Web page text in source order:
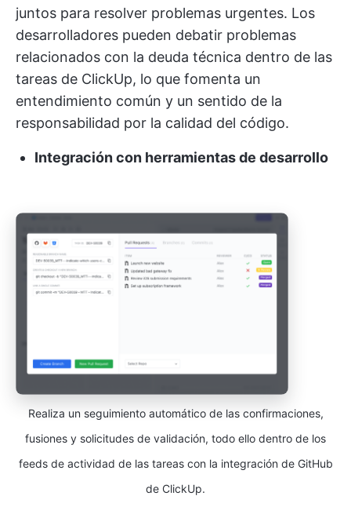
juntos para resolver problemas urgentes. Los
desarrolladores pueden debatir problemas
relacionados con la deuda técnica dentro de las
tareas de ClickUp, lo que fomenta un
entendimiento común y un sentido de la
responsabilidad por la calidad del código.
Integración con herramientas de desarrollo
Realiza un seguimiento automático de las confirmaciones,
fusiones y solicitudes de validación, todo ello dentro de los
feeds de actividad de las tareas con la integración de GitHub
de ClickUp.